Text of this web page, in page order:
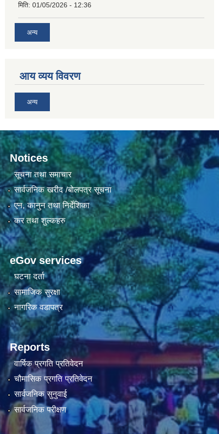
मिति: 01/05/2026 - 12:36
अन्य
आय व्यय विवरण
अन्य
Notices
सूचना तथा समाचार
सार्वजनिक खरीद /बोलपत्र सूचना
एन, कानुन तथा निर्देशिका
कर तथा शुल्कहरु
eGov services
घटना दर्ता
सामाजिक सुरक्षा
नागरिक वडापत्र
Reports
वार्षिक प्रगति प्रतिवेदन
चौमासिक प्रगति प्रतिवेदन
सार्वजनिक सुनुवाई
सार्वजनिक परीक्षण